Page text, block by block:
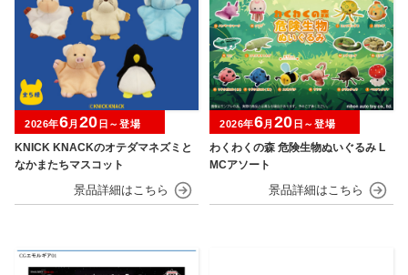
KNICK KNACKのオテダマネズミと
なかまたちマスコット
2026年6月 20 日～登場
わくわくの森 危険生物ぬいぐるみ L
MCアソート
2026年6月 20 日～登場